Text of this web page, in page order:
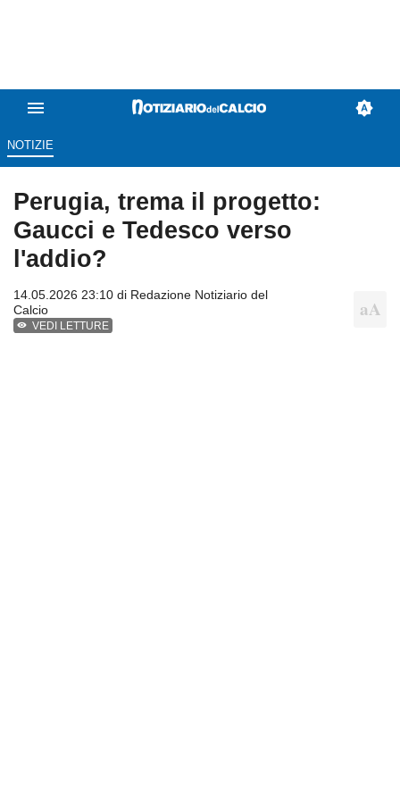
NOTIZIE
Perugia, trema il progetto:
Gaucci e Tedesco verso
l'addio?
14.05.2026 23:10 di Redazione Notiziario del
Calcio
VEDI LETTURE